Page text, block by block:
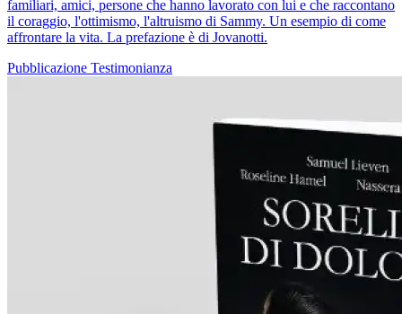
familiari, amici, persone che hanno lavorato con lui e che raccontano
il coraggio, l'ottimismo, l'altruismo di Sammy. Un esempio di come
affrontare la vita. La prefazione è di Jovanotti.
Pubblicazione Testimonianza